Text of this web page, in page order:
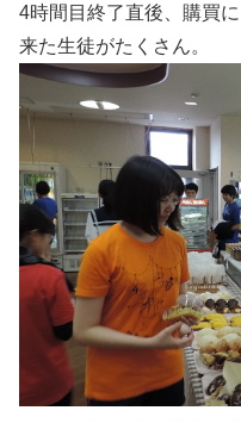
4時間目終了直後、購買
来た生徒がたくさん。